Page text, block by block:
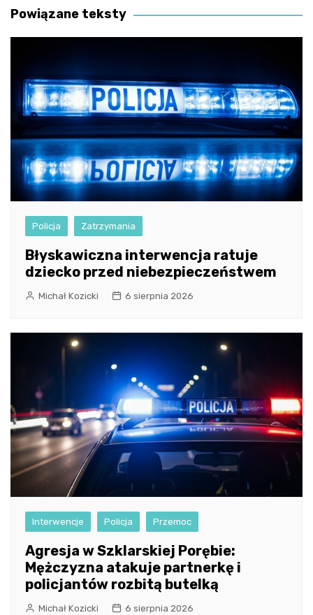
Powiązane teksty
Policja Zatrzymania
Błyskawiczna interwencja ratuje
dziecko przed niebezpieczeństwem
Michał Kozicki 6 sierpnia 2026
Interwencje Policja Przemoc
Agresja w Szklarskiej Porębie:
Mężczyzna atakuje partnerkę i
policjantów rozbitą butelką
Michał Kozicki 6 sierpnia 2026